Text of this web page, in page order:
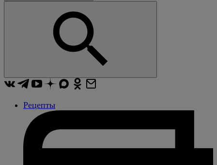
Рецепты